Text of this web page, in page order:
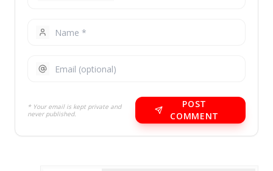
* Your email is kept private and
never published.
POST
COMMENT